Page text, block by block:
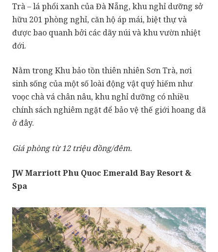
Trà – lá phổi xanh của Đà Nẵng, khu nghỉ dưỡng sở
hữu 201 phòng nghỉ, căn hộ áp mái, biệt thự và
được bao quanh bởi các dãy núi và khu vườn nhiệt
đới.
Nằm trong Khu bảo tồn thiên nhiên Sơn Trà, nơi
sinh sống của một số loài động vật quý hiếm như
voọc chà vá chân nâu, khu nghỉ dưỡng có nhiều
chính sách nghiêm ngặt để bảo vệ thế giới hoang dã
ở đây.
Giá phòng từ 12 triệu đồng/đêm.
JW Marriott Phu Quoc Emerald Bay Resort &
Spa